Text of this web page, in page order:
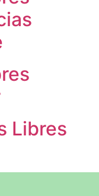
Libres